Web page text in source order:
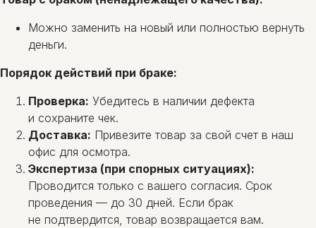
Можно заменить на новый или полностью вернуть
деньги.
Порядок действий при браке:
Проверка: Убедитесь в наличии дефекта
и сохраните чек.
Доставка: Привезите товар за свой счет в наш
офис для осмотра.
Экспертиза (при спорных ситуациях):
Проводится только с вашего согласия. Срок
проведения — до 30 дней. Если брак
не подтвердится, товар возвращается вам.